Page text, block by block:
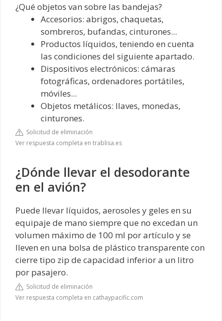
¿Qué objetos van sobre las bandejas?
Accesorios: abrigos, chaquetas,
sombreros, bufandas, cinturones...
Productos líquidos, teniendo en cuenta
las condiciones del siguiente apartado.
Dispositivos electrónicos: cámaras
fotográficas, ordenadores portátiles,
móviles...
Objetos metálicos: llaves, monedas,
cinturones.
Solicitud de eliminación
Ver respuesta completa en trablisa.es
¿Dónde llevar el desodorante
en el avión?
Puede llevar líquidos, aerosoles y geles en su
equipaje de mano siempre que no excedan un
volumen máximo de 100 ml por artículo y se
lleven en una bolsa de plástico transparente con
cierre tipo zip de capacidad inferior a un litro
por pasajero.
Solicitud de eliminación
Ver respuesta completa en cathaypacific.com